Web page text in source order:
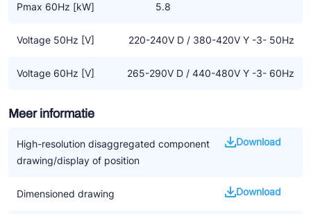
Pmax 60Hz [kW] 5.8
Voltage 50Hz [V] 220-240V D / 380-420V Y -3- 50Hz
Voltage 60Hz [V] 265-290V D / 440-480V Y -3- 60Hz
Meer informatie
High-resolution disaggregated component
drawing/display of position
Download
Dimensioned drawing Download